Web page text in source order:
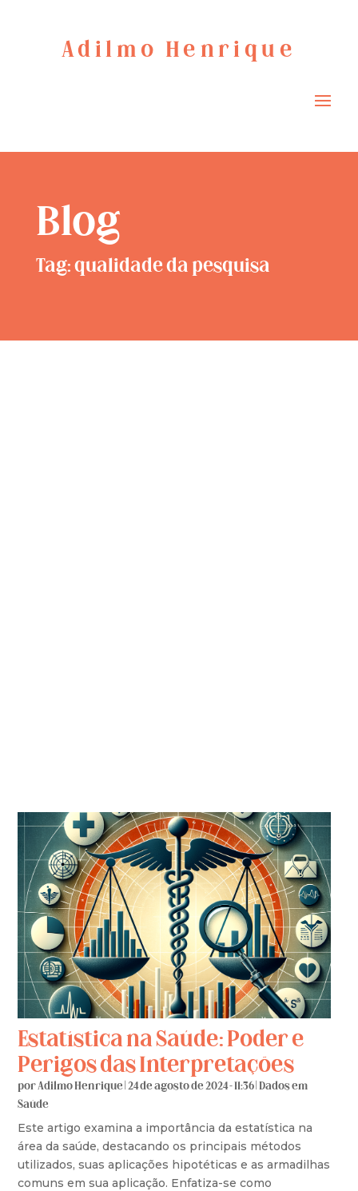
Adilmo Henrique
Blog
Tag: qualidade da pesquisa
Estatística na Saúde: Poder e
Perigos das Interpretações
porAdilmo Henrique |24 de agosto de 2024 - 11:36 |Dados em
Saúde
Este artigo examina a importância da estatística na
área da saúde, destacando os principais métodos
utilizados, suas aplicações hipotéticas e as armadilhas
comuns em sua aplicação. Enfatiza-se como